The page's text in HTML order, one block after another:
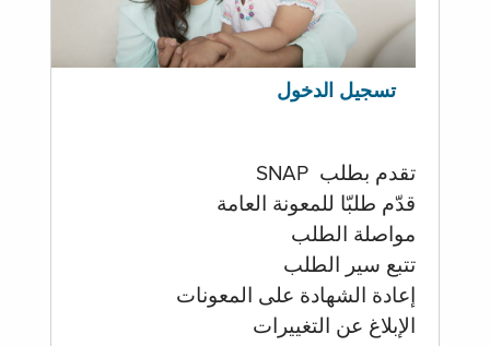
تسجيل الدخول
تقدم بطلب SNAP
قدّم طلبّا للمعونة العامة
مواصلة الطلب
تتبع سير الطلب
إعادة الشهادة على المعونات
الإبلاغ عن التغييرات